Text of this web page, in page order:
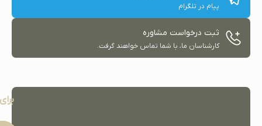
پیام در تلگرام
ثبت درخواست مشاوره
کارشناسان ما، با شما تماس خواهند گرفت.